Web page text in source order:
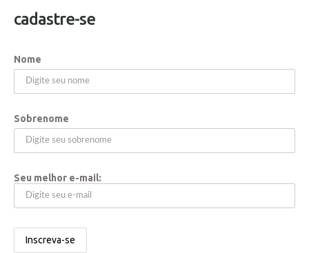
cadastre-se
Nome
Sobrenome
Seu melhor e-mail: